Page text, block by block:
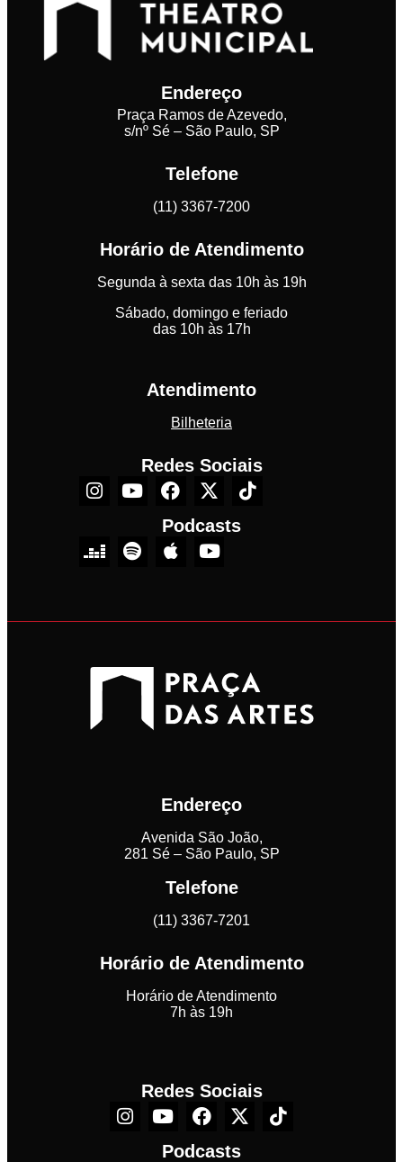
Endereço
Praça Ramos de Azevedo,
s/nº Sé – São Paulo, SP
Telefone
(11) 3367-7200
Horário de Atendimento
Segunda à sexta das 10h às 19h
Sábado, domingo e feriado
das 10h às 17h
Atendimento
Bilheteria
Redes Sociais
Podcasts
Endereço
Avenida São João,
281 Sé – São Paulo, SP
Telefone
(11) 3367-7201
Horário de Atendimento
Horário de Atendimento
7h às 19h
Redes Sociais
Podcasts